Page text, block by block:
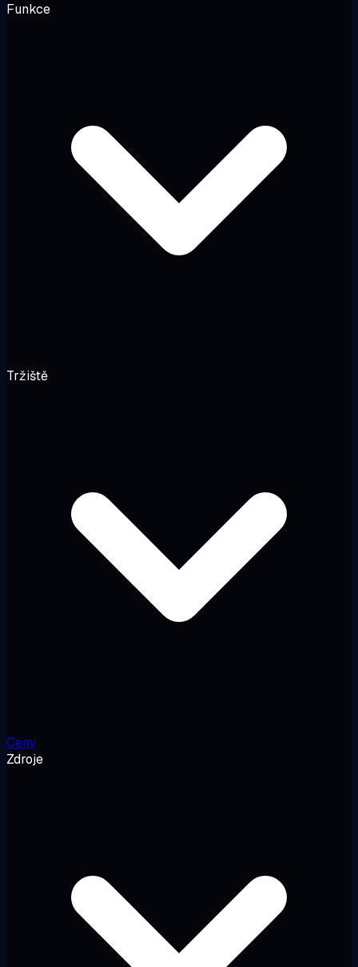
Funkce
Tržiště
Ceny
Zdroje